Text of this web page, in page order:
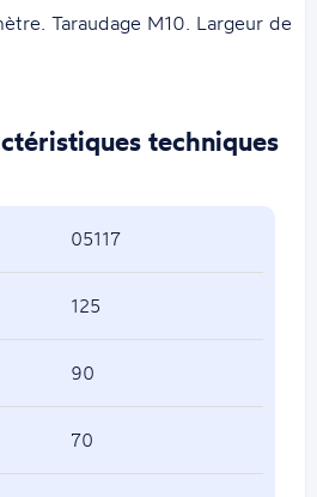
Taraudage M10. Largeur de
techniques
05117
125
90
70